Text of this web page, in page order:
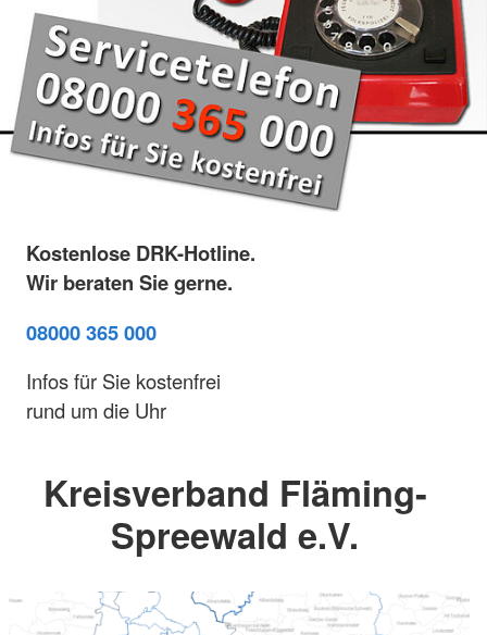
Kostenlose DRK-Hotline.
Wir beraten Sie gerne.
08000 365 000
Infos für Sie kostenfrei
rund um die Uhr
Kreisverband Fläming-
Spreewald e.V.